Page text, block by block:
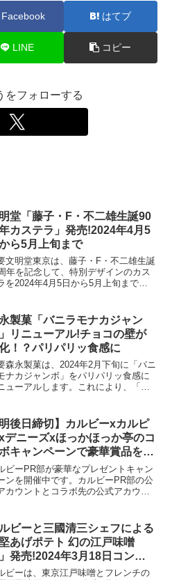
Facebook はてブ
LINE コピー
をフォローする
堂「藤子・F・不二雄生誕90
カステラ」発売!2024年4月5
ら5月上旬まで
文明堂東京は、藤子・F・不二雄生誕
年を記念して、特別デザインのカス
を2024年4月5日から5月上旬まで期
ャラクターデザインカステラの表面
、「ド...
製菓「バニラモナカジャン
リニューアル!チョコの壁が
！？パリパリッ食感に
森永製菓は、2024年2月下旬に「バニ
ナカジャンボ」をパリパリッ食感に
ューアルします。これにより、「チ
ができます。リニューアルのポイン
リパリッ食感リ...
明後日締切】カルビーxカルピ
デニーズxほっかほっか亭のコ
キャンペーンで豪華賞品をゲ
！2024年2月15日～2024年3
日
ビーPR部が豪華なプレゼントキャン
ンを開催中です。カルビーPR部の公
カウントとコラボ先の公式アカウン
が当たるチャンスがあります。キャ
ーン参加方法カル...
ビーと三國清三シェフによる
堅あげポテト 幻の江戸味噌
発売!2024年3月18日コンビ
行！
ビーは、東京江戸味噌とフレンチの